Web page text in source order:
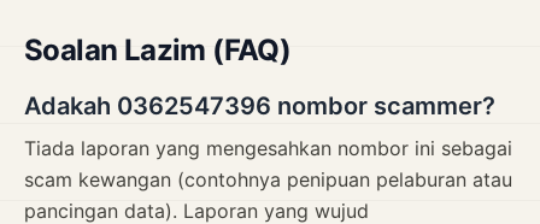
Soalan Lazim (FAQ)
Adakah 0362547396 nombor scammer?
Tiada laporan yang mengesahkan nombor ini sebagai
scam kewangan (contohnya penipuan pelaburan atau
pancingan data). Laporan yang wujud